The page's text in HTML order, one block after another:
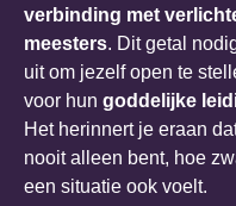
verbinding met
meesters. Dit getal
uit om jezelf open te
voor hun goddelijke
Het herinnert je eraan
nooit alleen bent, hoe
een situatie ook voelt.